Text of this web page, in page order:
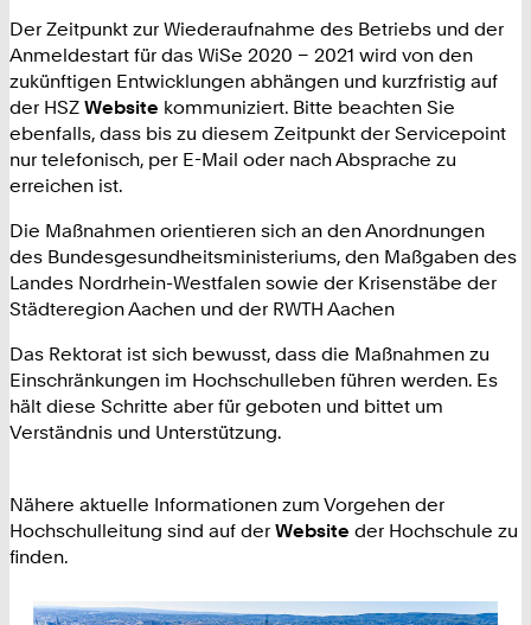
Der Zeitpunkt zur Wiederaufnahme des Betriebs und der
Anmeldestart für das WiSe 2020 – 2021 wird von den
zukünftigen Entwicklungen abhängen und kurzfristig auf
der HSZ Website kommuniziert. Bitte beachten Sie
ebenfalls, dass bis zu diesem Zeitpunkt der Servicepoint
nur telefonisch, per E-Mail oder nach Absprache zu
erreichen ist.
Die Maßnahmen orientieren sich an den Anordnungen
des Bundesgesundheitsministeriums, den Maßgaben des
Landes Nordrhein-Westfalen sowie der Krisenstäbe der
Städteregion Aachen und der RWTH Aachen
Das Rektorat ist sich bewusst, dass die Maßnahmen zu
Einschränkungen im Hochschulleben führen werden. Es
hält diese Schritte aber für geboten und bittet um
Verständnis und Unterstützung.
Nähere aktuelle Informationen zum Vorgehen der
Hochschulleitung sind auf der Website der Hochschule zu
finden.